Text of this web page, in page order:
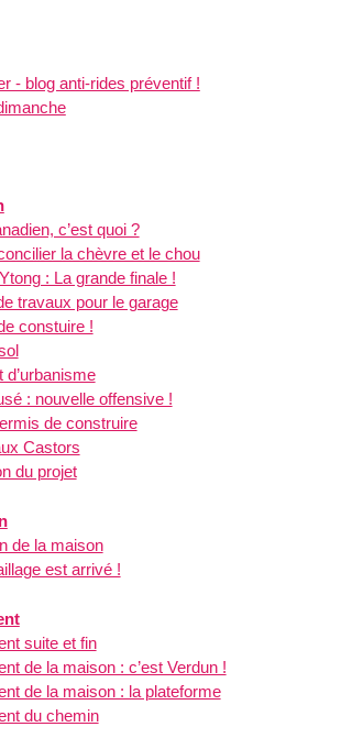
- blog anti-rides préventif !
c’est quoi ?
la chèvre et le chou
: La grande finale !
travaux pour le garage
constuire !
d’urbanisme
: nouvelle offensive !
de construire
Castors
du projet
de la maison
est arrivé !
suite et fin
de la maison : c’est Verdun !
de la maison : la plateforme
du chemin